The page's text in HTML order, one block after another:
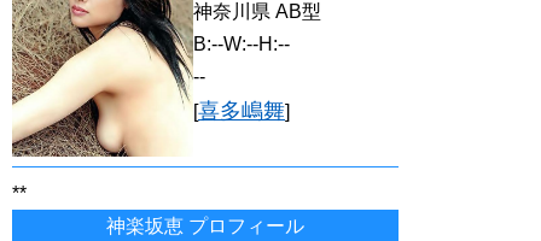
神奈川県 AB型
B:--W:--H:--
--
[喜多嶋舞]
**
神楽坂恵 プロフィール